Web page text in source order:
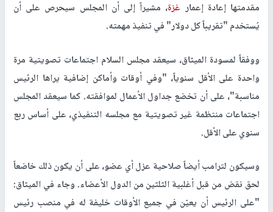
مقدمتها إعادة إعمار غزة، مشيراً إلى أن المجلس سيحرص على أن
يُستخدم "تقريباً كل دولار" في تنفيذ مهمته.
ووفقاً لمسودة الميثاق، سيعقد مجلس السلام اجتماعات تصويتية مرة
واحدة على الأقل سنوياً، "وفي أوقات وأماكن إضافية يراها الرئيس
مناسبة"، على أن تخضع جداول الأعمال لموافقته. كما سيعقد المجلس
اجتماعات منتظمة غير تصويتية مع مجلسه التنفيذي، على أساس ربع
سنوي على الأقل.
وسيكون لترامب أيضاً صلاحية عزل أي عضو، على أن يكون ذلك خاضعاً
لحق نقض من قبل أغلبية الثلثين من الدول الأعضاء. وجاء في الميثاق:
"على الرئيس أن يعيّن في جميع الأوقات خليفة له في منصب رئيس